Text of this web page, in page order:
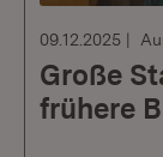
09.12.2025
Große
frühere